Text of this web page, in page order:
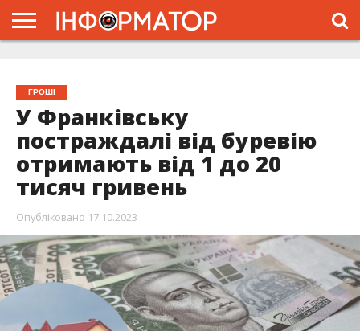
ГРОШІ
У Франківську
постраждалі від буревію
отримають від 1 до 20
тисяч гривень
Опубліковано 17.10.2023